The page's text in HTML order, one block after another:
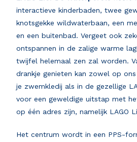
interactieve kinderbaden, twee
knotsgekke wildwaterbaan, een
en een buitenbad. Vergeet ook
ontspannen in de zalige warme
twijfel helemaal zen zal worden.
drankje genieten kan zowel op
je zwemkledij als in de gezellige
voor een geweldige uitstap met
op één adres zijn, namelijk LAGO
Het centrum wordt in een PPS-